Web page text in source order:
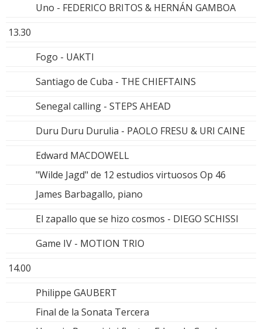
Uno - FEDERICO BRITOS & HERNÁN GAMBOA
13.30
Fogo - UAKTI
Santiago de Cuba - THE CHIEFTAINS
Senegal calling - STEPS AHEAD
Duru Duru Durulia - PAOLO FRESU & URI CAINE
Edward MACDOWELL
"Wilde Jagd" de 12 estudios virtuosos Op 46
James Barbagallo, piano
El zapallo que se hizo cosmos - DIEGO SCHISSI
Game IV - MOTION TRIO
14.00
Philippe GAUBERT
Final de la Sonata Tercera